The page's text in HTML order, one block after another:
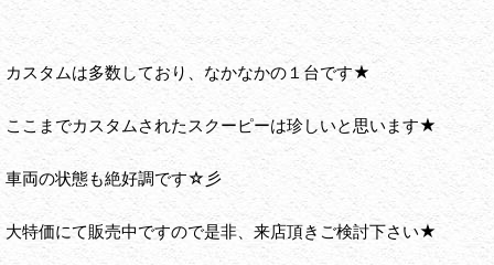
カスタムは多数しており、なかなかの１台です★
ここまでカスタムされたスクーピーは珍しいと思います★
車両の状態も絶好調です☆彡
大特価にて販売中ですので是非、来店頂きご検討下さい★